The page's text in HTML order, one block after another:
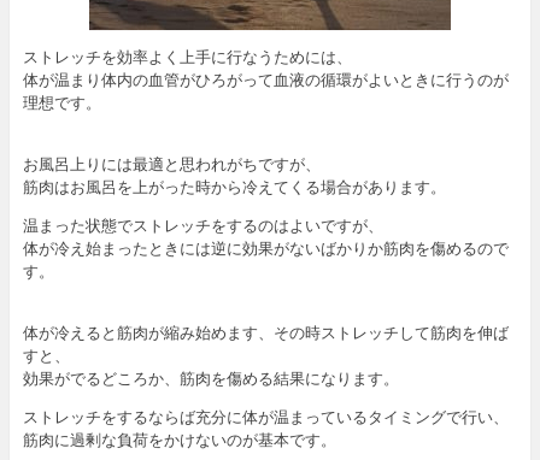
ストレッチを効率よく上手に行なうためには、
体が温まり体内の血管がひろがって血液の循環がよいときに行うのが
理想です。
お風呂上りには最適と思われがちですが、
筋肉はお風呂を上がった時から冷えてくる場合があります。
温まった状態でストレッチをするのはよいですが、
体が冷え始まったときには逆に効果がないばかりか筋肉を傷めるので
す。
体が冷えると筋肉が縮み始めます、その時ストレッチして筋肉を伸ば
すと、
効果がでるどころか、筋肉を傷める結果になります。
ストレッチをするならば充分に体が温まっているタイミングで行い、
筋肉に過剰な負荷をかけないのが基本です。